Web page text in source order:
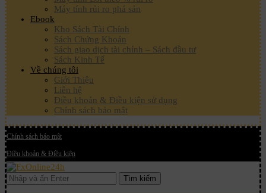
Máy tính rủi ro phá sản
Ebook
Kho Sách Tài Chính
Sách Chứng Khoán
Sách giao dịch tài chính – Sách đầu tư
Sách Kinh Tế
Về chúng tôi
Giới Thiệu
Liên hệ
Điều khoản & Điều kiện sử dụng
Chính sách bảo mật
Chính sách bảo mật
Điều khoản & Điều kiện
Tìm kiếm